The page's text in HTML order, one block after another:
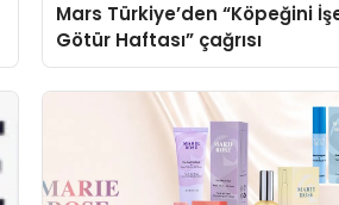
Mars Türkiye’den “Köpeğini
Götür Haftası” çağrısı